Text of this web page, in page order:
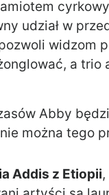
udział w
widzom
a
Abby
można tego
Addis z Etiopii